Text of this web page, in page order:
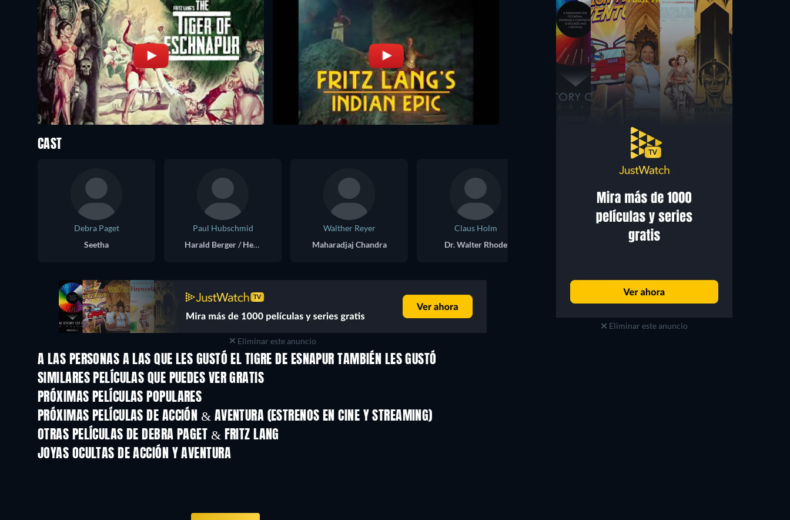
Eliminar este anuncio
CAST
Debra Paget
Seetha
Paul Hubschmid
Harald Berger / Henri Mercier (in French version)
Walther Reyer
Maharadjaj Chandra
Claus Holm
Dr. Walter Rhode
Eliminar este anuncio
A LAS PERSONAS A LAS QUE LES GUSTÓ EL TIGRE DE ESNAPUR TAMBIÉN LES GUSTÓ
SIMILARES PELÍCULAS QUE PUEDES VER GRATIS
PRÓXIMAS PELÍCULAS POPULARES
PRÓXIMAS PELÍCULAS DE ACCIÓN & AVENTURA (ESTRENOS EN CINE Y STREAMING)
OTRAS PELÍCULAS DE DEBRA PAGET & FRITZ LANG
JOYAS OCULTAS DE ACCIÓN Y AVENTURA